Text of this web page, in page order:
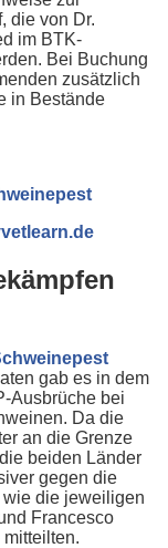
die von Dr.
im BTK-
Bei Buchung
zusätzlich
in Bestände
gab es in dem
Ausbrüche bei
Da die
an die Grenze
beiden Länder
gegen die
die jeweiligen
Francesco